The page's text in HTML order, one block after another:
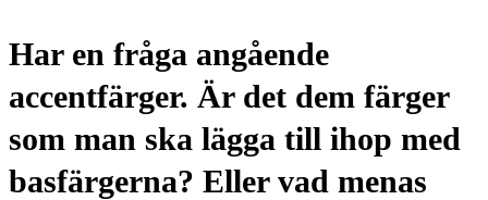
Har en fråga angående
accentfärger. Är det dem färger
som man ska lägga till ihop med
basfärgerna? Eller vad menas